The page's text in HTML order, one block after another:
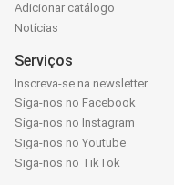
Adicionar catálogo
Notícias
Serviços
Inscreva-se na newsletter
Siga-nos no Facebook
Siga-nos no Instagram
Siga-nos no Youtube
Siga-nos no TikTok